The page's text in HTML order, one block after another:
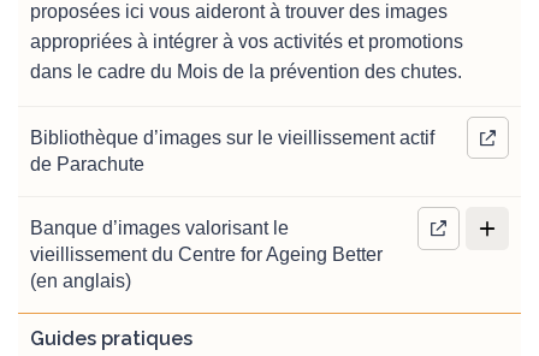
proposées ici vous aideront à trouver des images
appropriées à intégrer à vos activités et promotions
dans le cadre du Mois de la prévention des chutes.
Bibliothèque d’images sur le vieillissement actif
de Parachute
Banque d’images valorisant le
vieillissement du Centre for Ageing Better
(en anglais)
Guides pratiques